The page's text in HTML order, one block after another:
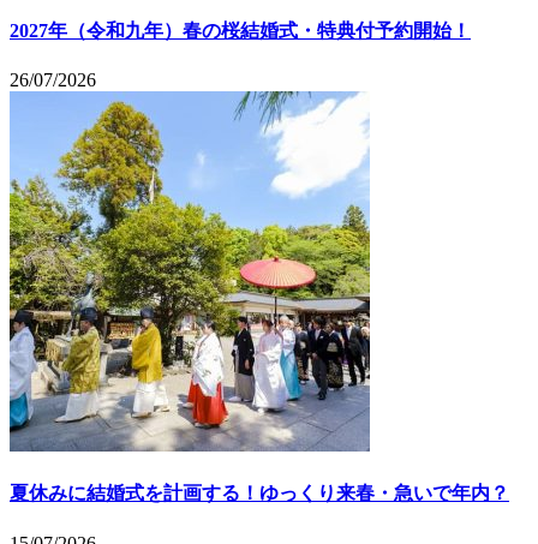
2027年（令和九年）春の桜結婚式・特典付予約開始！
26/07/2026
夏休みに結婚式を計画する！ゆっくり来春・急いで年内？